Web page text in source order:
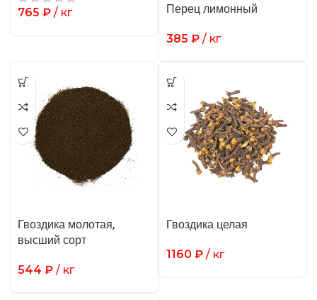
765 ₽ / кг Перец лимонный
385 ₽ / кг
Гвоздика молотая,
высший сорт
544 ₽ / кг
Гвоздика целая
1160 ₽ / кг